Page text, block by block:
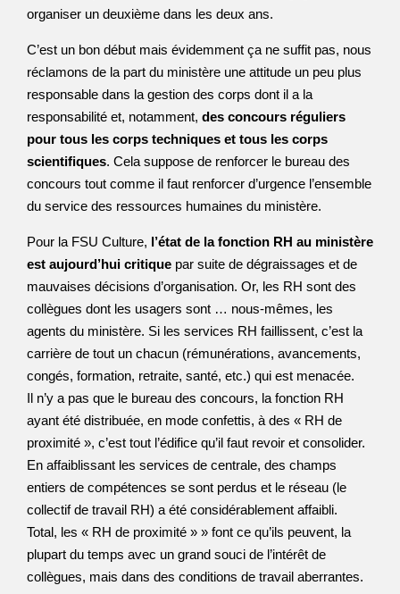
organiser un deuxième dans les deux ans.
C’est un bon début mais évidemment ça ne suffit pas, nous
réclamons de la part du ministère une attitude un peu plus
responsable dans la gestion des corps dont il a la
responsabilité et, notamment, des concours réguliers
pour tous les corps techniques et tous les corps
scientifiques. Cela suppose de renforcer le bureau des
concours tout comme il faut renforcer d’urgence l’ensemble
du service des ressources humaines du ministère.
Pour la FSU Culture, l’état de la fonction RH au ministère
est aujourd’hui critique par suite de dégraissages et de
mauvaises décisions d’organisation. Or, les RH sont des
collègues dont les usagers sont … nous-mêmes, les
agents du ministère. Si les services RH faillissent, c’est la
carrière de tout un chacun (rémunérations, avancements,
congés, formation, retraite, santé, etc.) qui est menacée.
Il n’y a pas que le bureau des concours, la fonction RH
ayant été distribuée, en mode confettis, à des « RH de
proximité », c’est tout l’édifice qu’il faut revoir et consolider.
En affaiblissant les services de centrale, des champs
entiers de compétences se sont perdus et le réseau (le
collectif de travail RH) a été considérablement affaibli.
Total, les « RH de proximité » » font ce qu’ils peuvent, la
plupart du temps avec un grand souci de l’intérêt de
collègues, mais dans des conditions de travail aberrantes.